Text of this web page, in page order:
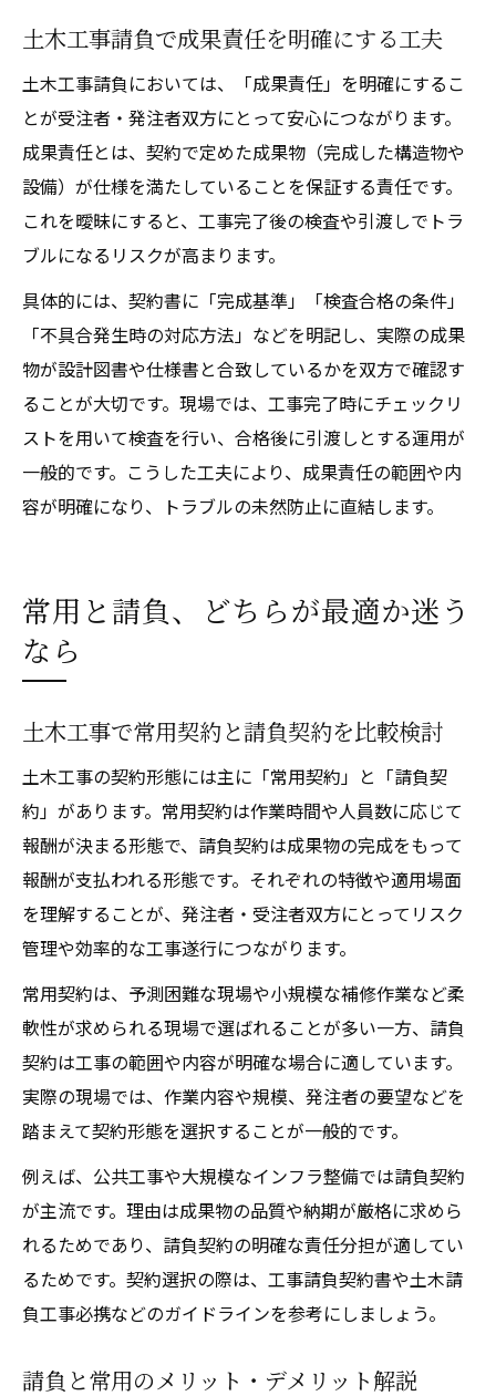
土木工事請負で成果責任を明確にする工夫
土木工事請負においては、「成果責任」を明確にするこ
とが受注者・発注者双方にとって安心につながります。
成果責任とは、契約で定めた成果物（完成した構造物や
設備）が仕様を満たしていることを保証する責任です。
これを曖昧にすると、工事完了後の検査や引渡しでトラ
ブルになるリスクが高まります。
具体的には、契約書に「完成基準」「検査合格の条件」
「不具合発生時の対応方法」などを明記し、実際の成果
物が設計図書や仕様書と合致しているかを双方で確認す
ることが大切です。現場では、工事完了時にチェックリ
ストを用いて検査を行い、合格後に引渡しとする運用が
一般的です。こうした工夫により、成果責任の範囲や内
容が明確になり、トラブルの未然防止に直結します。
常用と請負、どちらが最適か迷う
なら
土木工事で常用契約と請負契約を比較検討
土木工事の契約形態には主に「常用契約」と「請負契
約」があります。常用契約は作業時間や人員数に応じて
報酬が決まる形態で、請負契約は成果物の完成をもって
報酬が支払われる形態です。それぞれの特徴や適用場面
を理解することが、発注者・受注者双方にとってリスク
管理や効率的な工事遂行につながります。
常用契約は、予測困難な現場や小規模な補修作業など柔
軟性が求められる現場で選ばれることが多い一方、請負
契約は工事の範囲や内容が明確な場合に適しています。
実際の現場では、作業内容や規模、発注者の要望などを
踏まえて契約形態を選択することが一般的です。
例えば、公共工事や大規模なインフラ整備では請負契約
が主流です。理由は成果物の品質や納期が厳格に求めら
れるためであり、請負契約の明確な責任分担が適してい
るためです。契約選択の際は、工事請負契約書や土木請
負工事必携などのガイドラインを参考にしましょう。
請負と常用のメリット・デメリット解説